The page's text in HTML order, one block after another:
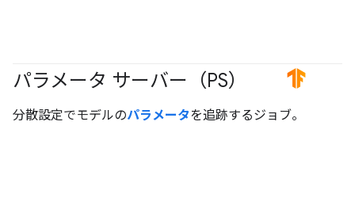
パラメータ サーバー（PS） #TensorFlow
分散設定でモデルのパラメータを追跡するジョブ。